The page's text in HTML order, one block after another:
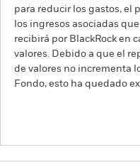
para reducir los gastos, el
los ingresos asociadas
recibirá por BlackRock en
valores. Debido a que el
de valores no incrementa
Fondo, esto ha quedado